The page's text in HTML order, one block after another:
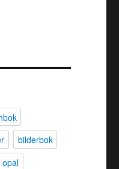
bilderbok
opal